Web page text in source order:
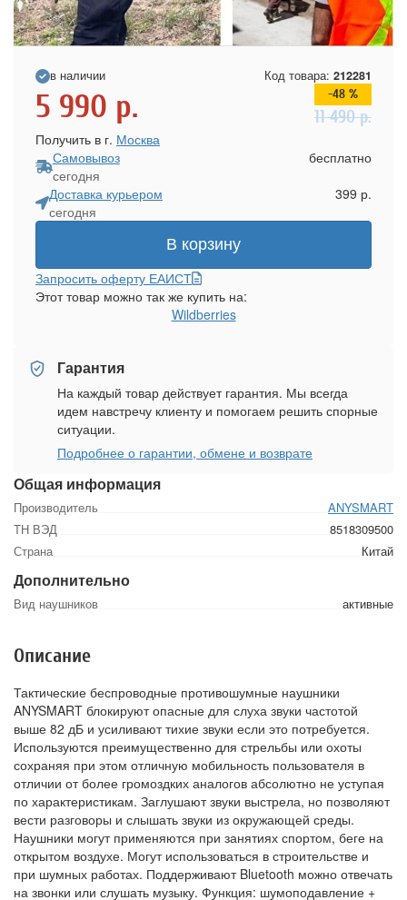
Общая информация
Производитель
ANYSMART
ТН ВЭД
8518309500
Страна
Китай
Дополнительно
Вид наушников активные
в наличии Код товара: 212281
5 990 р. -48 %
11 490р.
Получить в г. Москва
Самовывоз
сегодня
бесплатно
Доставка курьером
сегодня
399 р.
В корзину
Запросить оферту ЕАИСТ
Этот товар можно так же купить на:
Wildberries
Гарантия
На каждый товар действует гарантия. Мы всегда
идем навстречу клиенту и помогаем решить спорные
ситуации.
Подробнее о гарантии, обмене и возврате
Описание
Тактические беспроводные противошумные наушники
ANYSMART блокируют опасные для слуха звуки частотой
выше 82 дБ и усиливают тихие звуки если это потребуется.
Используются преимущественно для стрельбы или охоты
сохраняя при этом отличную мобильность пользователя в
отличии от более громоздких аналогов абсолютно не уступая
по характеристикам. Заглушают звуки выстрела, но позволяют
вести разговоры и слышать звуки из окружающей среды.
Наушники могут применяются при занятиях спортом, беге на
открытом воздухе. Могут использоваться в строительстве и
при шумных работах. Поддерживают Bluetooth можно отвечать
на звонки или слушать музыку. Функция: шумоподавление +